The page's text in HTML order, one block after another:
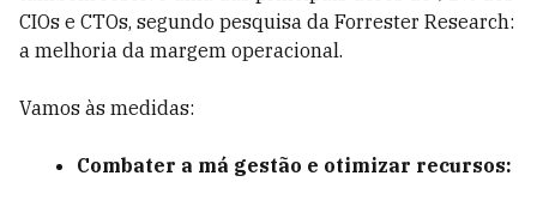
CIOs e CTOs, segundo pesquisa da Forrester Research:
a melhoria da margem operacional.
Vamos às medidas:
Combater a má gestão e otimizar recursos: